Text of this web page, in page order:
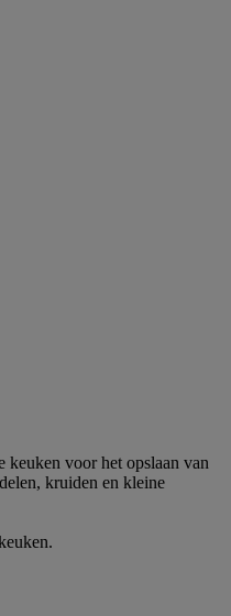
keuken voor het opslaan van
kruiden en kleine